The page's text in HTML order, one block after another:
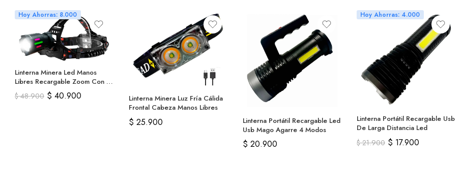
Hoy Ahorras: 8.000
Linterna Minera Led Manos
Libres Recargable Zoom Con 3
Modos
$48.900 $ 40.900
Linterna Minera Luz Fría Cálida
Frontal Cabeza Manos Libres
$ 25.900
Linterna Portátil Recargable Led
Usb Mago Agarre 4 Modos
$ 20.900
Hoy Ahorras: 4.000
Linterna Portátil Recargable Usb
De Larga Distancia Led
$21.900 $ 17.900